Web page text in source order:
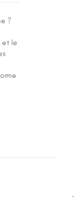
?
et le